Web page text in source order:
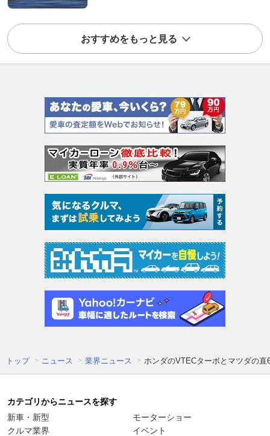
おすすめをもっと見る
トップ ニュース 業界ニュース ホンダのVTECターボとマツダの
カテゴリからニュースを探す
新車・新型
クルマ業界
モーターショー
イベント